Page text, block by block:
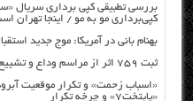
بررسی تطبیقی کپی برداری سریال
کپی‌برداری مو به مو / اینجا تهران
بهنام بانی در آمریکا: موج جدید
ثبت ۷۵۹ اثر از مراسم وداع و تشییع رهبر شهید انقلاب
«اسباب زحمت» و تکرار موقعیت
«پایتخت۷» و چرخه تکرار